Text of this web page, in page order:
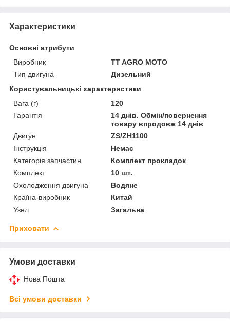
Характеристики
Основні атрибути
Виробник
TT AGRO MOTO
Тип двигуна
Дизельний
Користувальницькі характеристики
Вага (г)
120
Гарантія
14 днів. Обмін/повернення
товару впродовж 14 днів
Двигун
ZS/ZH1100
Інструкція
Немає
Категорія запчастин
Комплект прокладок
Комплект
10 шт.
Охолодження двигуна
Водяне
Країна-виробник
Китай
Узел
Загальна
Приховати
Умови доставки
Нова Пошта
Всі умови доставки